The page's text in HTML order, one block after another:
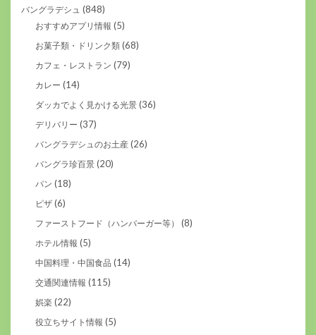
バングラデシュ (848)
おすすめアプリ情報 (5)
お菓子類・ドリンク類 (68)
カフェ・レストラン (79)
カレー (14)
ダッカでよく見かける光景 (36)
デリバリー (37)
バングラデシュのお土産 (26)
バングラ珍百景 (20)
パン (18)
ピザ (6)
ファーストフード（ハンバーガー等） (8)
ホテル情報 (5)
中国料理・中国食品 (14)
交通関連情報 (115)
娯楽 (22)
役立ちサイト情報 (5)